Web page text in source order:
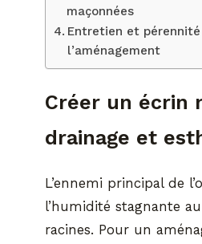
maçonnées
Entretien et
l’aménagement
Créer un écrin
drainage et
L’ennemi principal de
l’humidité stagnante
racines. Pour un